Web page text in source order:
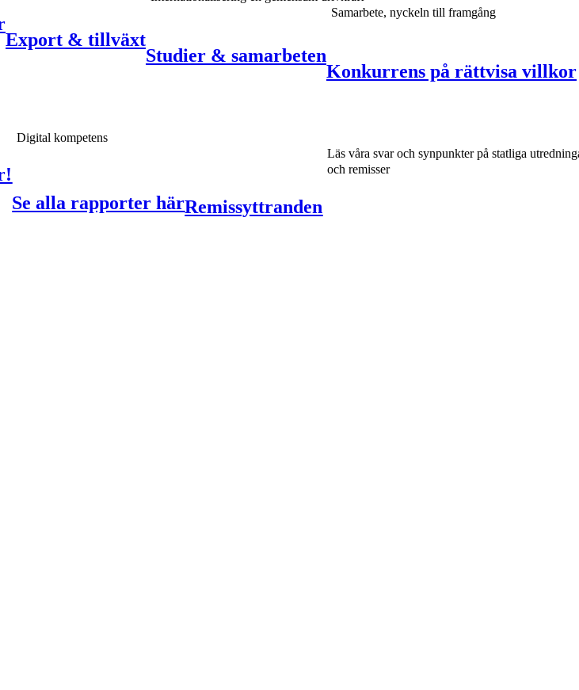
Export & tillväxt
Studier & samarbeten
Samarbete, nyckeln till framgång
Konkurrens på rättvisa villkor
Digital kompetens
Se alla rapporter härRemissyttranden
Läs våra svar och synpunkter på statliga
och remisser